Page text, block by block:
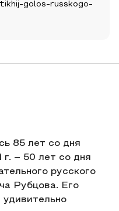
golos-russkogo-
85 лет со дня
г. – 50 лет со дня
русского
Рубцова. Его
удивительно